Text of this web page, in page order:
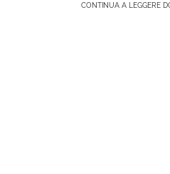
CONTINUA A LEGGERE